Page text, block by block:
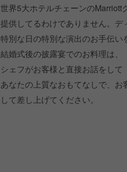
世界5大ホテルチェーンの
提供してるわけでありません。
特別な日の特別な演出のお手伝
結婚式後の披露宴でのお料理は、
シェフがお客様と直接お話をし
あなたの上質なおもてなしで、
して差し上げてください。